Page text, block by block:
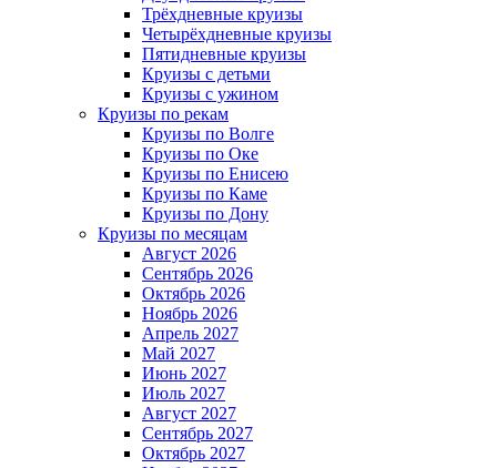
Трёхдневные круизы
Четырёхдневные круизы
Пятидневные круизы
Круизы с детьми
Круизы с ужином
Круизы по рекам
Круизы по Волге
Круизы по Оке
Круизы по Енисею
Круизы по Каме
Круизы по Дону
Круизы по месяцам
Август 2026
Сентябрь 2026
Октябрь 2026
Ноябрь 2026
Апрель 2027
Май 2027
Июнь 2027
Июль 2027
Август 2027
Сентябрь 2027
Октябрь 2027